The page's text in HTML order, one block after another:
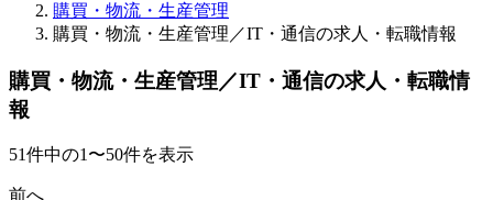
購買・物流・生産管理
購買・物流・生産管理／IT・通信の求人・転職情報
購買・物流・生産管理／IT・通信の求人・転職情
報
51件中の1〜50件を表示
前へ